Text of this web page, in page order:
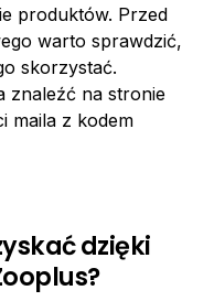
produktów. Przed
warto sprawdzić,
skorzystać.
znaleźć na stronie
maila z kodem
dzięki